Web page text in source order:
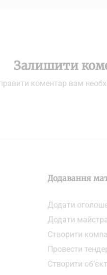
Залишити
коментар вам
Додавання
Додати
Додати
Створити
Провести
Створити